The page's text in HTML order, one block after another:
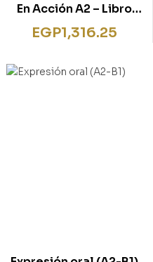
En Acción A2 – Libro
del alumno + CD + mp3
EGP1,316.25